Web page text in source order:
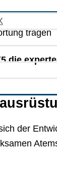
die
der